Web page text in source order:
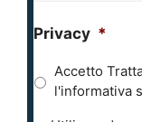
Privacy *
Accetto
l'informativa